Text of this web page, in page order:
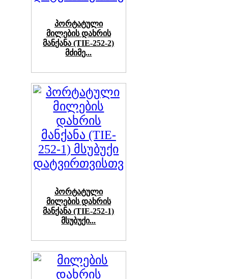
პორტატული
მილების დახრის
მანქანა (TIE-252-2)
მძიმე...
პორტატული
მილების დახრის
მანქანა (TIE-252-1)
მსუბუქი...